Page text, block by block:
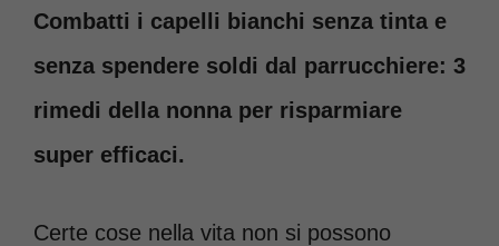
Combatti i capelli bianchi senza tinta e
senza spendere soldi dal parrucchiere: 3
rimedi della nonna per risparmiare
super efficaci.
Certe cose nella vita non si possono